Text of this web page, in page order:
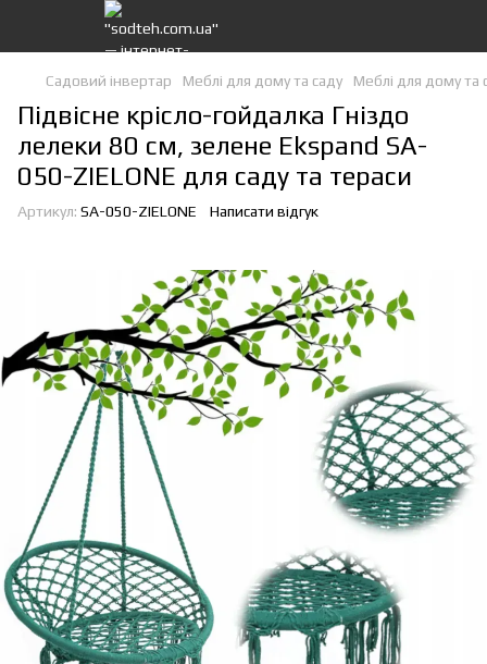
Садовий інвертар Меблі для дому та саду Меблі для дому та
Підвісне крісло-гойдалка Гніздо
лелеки 80 см, зелене Ekspand SA-
050-ZIELONE для саду та тераси
Артикул: SA-050-ZIELONE Написати відгук